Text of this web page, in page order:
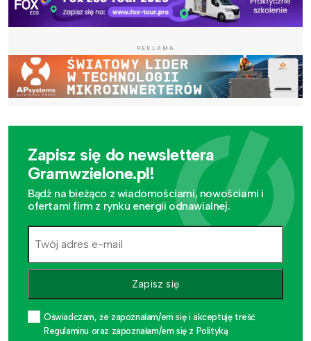
REKLAMA
Zapisz się do newslettera
Gramwzielone.pl!
Bądź na bieżąco z wiadomościami, nowościami i
ofertami firm z rynku energii odnawialnej.
Zapisz się
Oświadczam, że zapoznałam/em się i akceptuję treść
Regulaminu oraz zapoznałam/em się z Polityką